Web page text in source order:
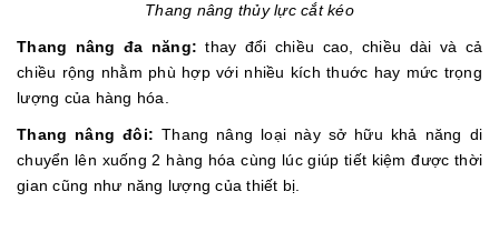
Thang nâng thủy lực cắt kéo
Thang nâng đa năng:thay đổi chiều cao, chiều dài và cả
chiều rộng nhằm phù hợp với nhiều kích thuớc hay mức trọng
lượng của hàng hóa.
Thang nâng đôi:Thang nâng loại này sở hữu khả năng di
chuyển lên xuống 2 hàng hóa cùng lúc giúp tiết kiệm được thời
gian cũng như năng lượng của thiết bị.